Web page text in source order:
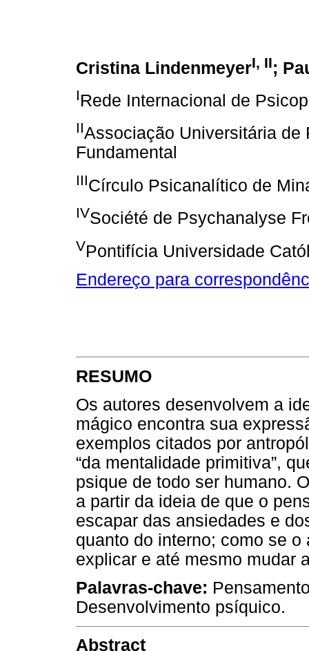
Cristina LindenmeyerI, II;
IRede Internacional de
IIAssociação Universitária
Fundamental
IIICírculo Psicanalítico de
IVSociété de Psychanalyse
VPontifícia Universidade
Endereço para
RESUMO
Os autores desenvolvem a
mágico encontra sua
exemplos citados por
“da mentalidade primitiva”,
psique de todo ser humano.
a partir da ideia de que o
escapar das ansiedades e
quanto do interno; como se
explicar e até mesmo mudar
Palavras-chave:
Desenvolvimento psíquico.
Abstract